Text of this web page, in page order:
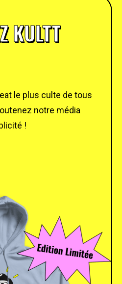
KULTT
le plus culte de tous
notre média
!